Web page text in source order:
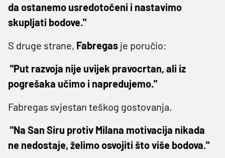
da ostanemo usredotočeni i nastavimo
skupljati bodove."
S druge strane, Fabregas je poručio:
"Put razvoja nije uvijek pravocrtan, ali iz
pogrešaka učimo i napredujemo."
Fabregas svjestan teškog gostovanja.
"Na San Siru protiv Milana motivacija nikada
ne nedostaje, želimo osvojiti što više bodova."